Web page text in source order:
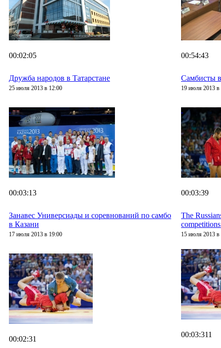
00:02:05
Дружба народов в Татарстане
25 июля 2013 в 12:00
00:54:43
Самбисты
19 июля 2013 в
00:03:13
Занавес Универсиады и соревнований по самбо
в Казани
17 июля 2013 в 19:00
00:03:39
The
15 июля 2013 в
00:02:31
00:03:311